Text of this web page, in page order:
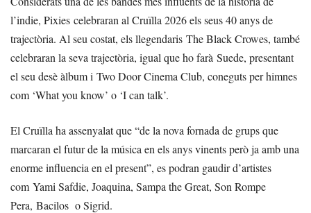
l’indie, Pixies celebraran al Cruïlla 2026 els seus 40 anys de
trajectòria. Al seu costat, els llegendaris The Black Crowes, també
celebraran la seva trajectòria, igual que ho farà Suede, presentant
el seu desè àlbum i Two Door Cinema Club, coneguts per himnes
com ‘What you know’ o ‘I can talk’.
El Cruïlla ha assenyalat que “de la nova fornada de grups que
marcaran el futur de la música en els anys vinents però ja amb una
enorme influencia en el present”, es podran gaudir d’artistes
com Yami Safdie, Joaquina, Sampa the Great, Son Rompe
Pera, Bacilos o Sigrid.